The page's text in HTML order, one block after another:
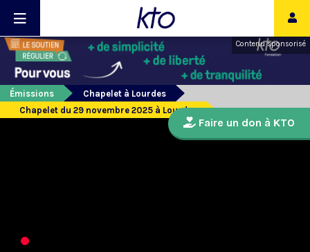
Contenu sponsorisé
Émissions
Chapelet à Lourdes
Chapelet du 29 novembre 2025 à Lourdes
Faire un don à KTO